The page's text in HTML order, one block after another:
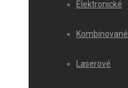
Elektronické
Kombinované
Laserové